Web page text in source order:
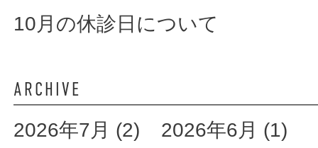
10月の休診日について
ARCHIVE
2026年7月 (2)
2026年6月 (1)